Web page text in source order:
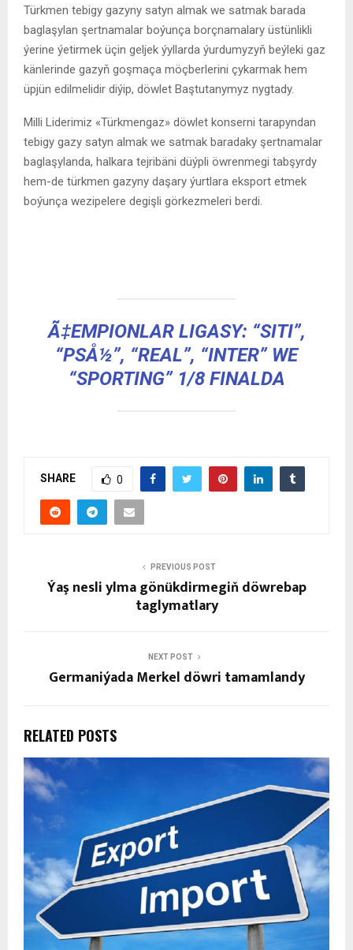
Türkmen tebigy gazyny satyn almak we satmak barada
baglaşylan şertnamalar boýunça borçnamalary üstünlikli
ýerine ýetirmek üçin geljek ýyllarda ýurdumyzyň beýleki gaz
känlerinde gazyň goşmaça möçberlerini çykarmak hem
üpjün edilmelidir diýip, döwlet Baştutanymyz nygtady.
Milli Liderimiz «Türkmengaz» döwlet konserni tarapyndan
tebigy gazy satyn almak we satmak baradaky şertnamalar
baglaşylanda, halkara tejribäni düýpli öwrenmegi tabşyrdy
hem-de türkmen gazyny daşary ýurtlara eksport etmek
boýunça wezipelere degişli görkezmeleri berdi.
Ã‡EMPIONLAR LIGASY: “SITI”,
“PSÅ½”, “REAL”, “INTER” WE
“SPORTING” 1/8 FINALDA
SHARE 0
PREVIOUS POST
Ýaş nesli ylma gönükdirmegiň döwrebap
taglymatlary
NEXT POST
Germaniýada Merkel döwri tamamlandy
RELATED POSTS